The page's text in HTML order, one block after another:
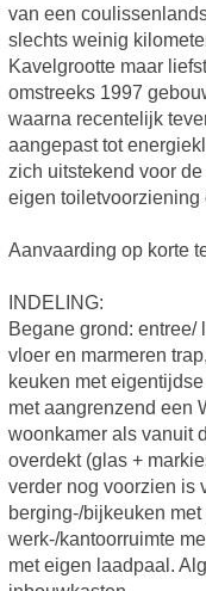
van een
slechts weinig
Kavelgrootte maar
omstreeks 1997
waarna recentelijk
aangepast tot
zich uitstekend voor
eigen toiletvoorziening
Aanvaarding op korte
INDELING:
Begane grond: entree/
vloer en marmeren
keuken met
met aangrenzend een
woonkamer als vanuit
overdekt (glas +
verder nog voorzien is
berging-/bijkeuken
werk-/kantoorruimte
met eigen laadpaal.